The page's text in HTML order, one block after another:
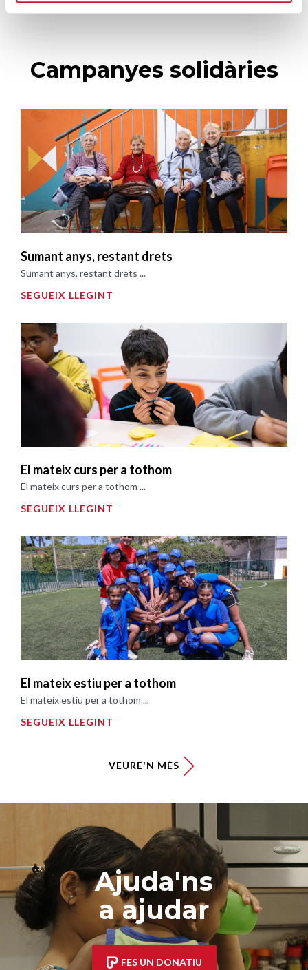
Campanyes solidàries
Sumant anys, restant drets
Sumant anys, restant drets ...
SEGUEIX LLEGINT
El mateix curs per a tothom
El mateix curs per a tothom ...
SEGUEIX LLEGINT
El mateix estiu per a tothom
El mateix estiu per a tothom ...
SEGUEIX LLEGINT
VEURE'N MÉS
Ajuda'ns
a ajudar
FES UN DONATIU